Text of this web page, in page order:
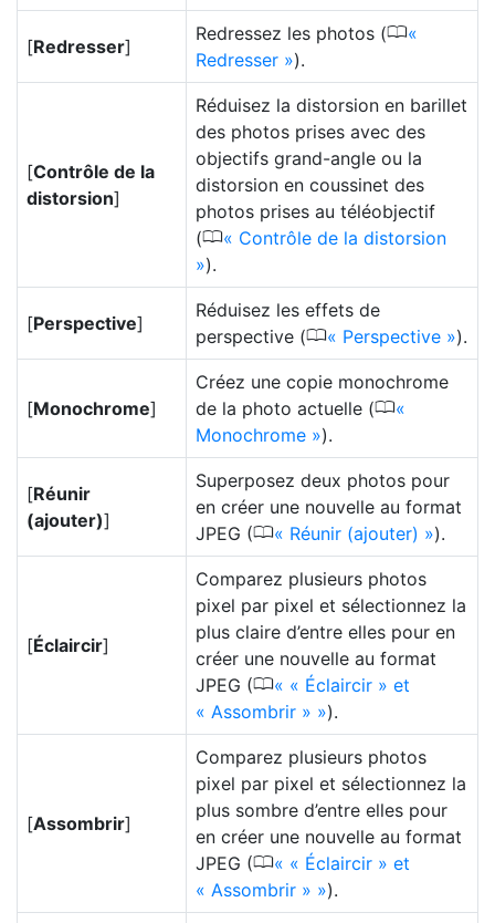
[Redresser]
Redressez les photos (0
Redresser ).
[Contrôle de la
distorsion]
Réduisez la distorsion en barillet
des photos prises avec des
objectifs grand-angle ou la
distorsion en coussinet des
photos prises au téléobjectif
(0
Contrôle de la distorsion
).
[Perspective]
Réduisez les effets de
perspective (0 Perspective ).
[Monochrome]
Créez une copie monochrome
de la photo actuelle (0
Monochrome ).
[Réunir
(ajouter)]
Superposez deux photos pour
en créer une nouvelle au format
JPEG (0 Réunir (ajouter) ).
[Éclaircir]
Comparez plusieurs photos
pixel par pixel et sélectionnez la
plus claire d’entre elles pour en
créer une nouvelle au format
JPEG (0
« Éclaircir » et
« Assombrir »
).
[Assombrir]
Comparez plusieurs photos
pixel par pixel et sélectionnez la
plus sombre d’entre elles pour
en créer une nouvelle au format
JPEG (0
« Éclaircir » et
« Assombrir »
).